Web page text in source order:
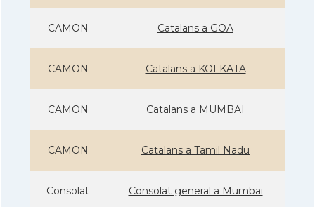
CAMON Catalans a GOA
CAMON Catalans a KOLKATA
CAMON Catalans a MUMBAI
CAMON Catalans a Tamil Nadu
Consolat Consolat general a Mumbai